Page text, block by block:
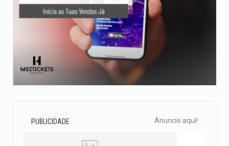
PUBLICIDADE Anuncie aqui!